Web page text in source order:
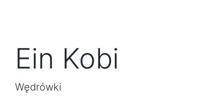
Ein Kobi
Wędrówki